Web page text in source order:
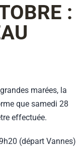
:
marées, la
que samedi 28
effectuée.
(départ Vannes)